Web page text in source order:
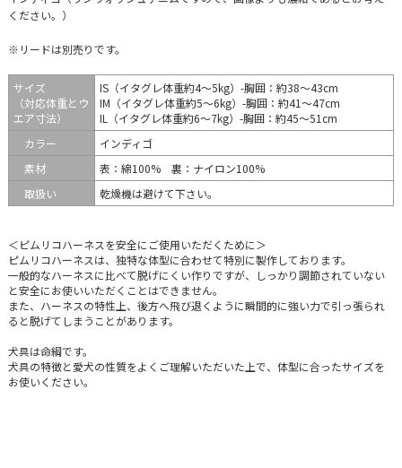
ください。）
※リードは別売りです。
サイズ
（対応体重とウ
エア寸法）
IS（イタグレ体重約4～5kg）-胸囲：約38〜43cm
IM（イタグレ体重約5～6kg）-胸囲：約41〜47cm
IL（イタグレ体重約6～7kg）-胸囲：約45〜51cm
カラー
インディゴ
素材
表：綿100% 裏：ナイロン100%
取扱い
乾燥機は避けて下さい。
＜ピムリコハーネスを安全にご使用いただくために＞
ピムリコハーネスは、独特な体型に合わせて特別に製作しております。
一般的なハーネスに比べて脱げにくい作りですが、しっかり調節されていない
と安全にお使いいただくことはできません。
また、ハーネスの特性上、後方へ飛び退くように瞬間的に強い力で引っ張られ
ると脱げてしまうことがあります。
犬具は命綱です。
犬具の特徴と愛犬の性質をよくご理解いただいた上で、体型に合ったサイズを
お使いください。